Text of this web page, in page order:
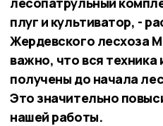
плуг и культиватор, -
Жердевского лесхоза
важно, что вся техника
получены до начала
Это значительно
нашей работы.